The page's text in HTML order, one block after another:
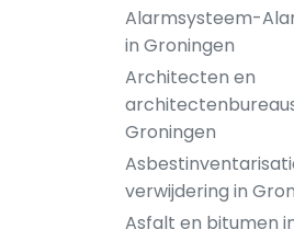
Alarmsysteem-
in Groningen
Architecten en
Groningen
verwijdering in
Asfalt en bitumen